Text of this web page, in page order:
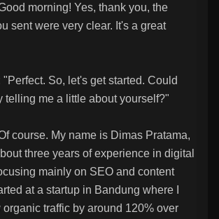
morning! Yes, thank you, the
sent were very clear. It's a great
"Perfect. So, let's get started. Could
telling me a little about yourself?"
course. My name is Dimas Pratama,
three years of experience in digital
mainly on SEO and content
at a startup in Bandung where I
organic traffic by around 120% over